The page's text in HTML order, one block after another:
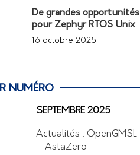
De grandes opportunités
pour Zephyr RTOS Unix
16 octobre 2025
NUMÉRO
SEPTEMBRE 2025
Actualités : OpenGMSL
– AstaZero